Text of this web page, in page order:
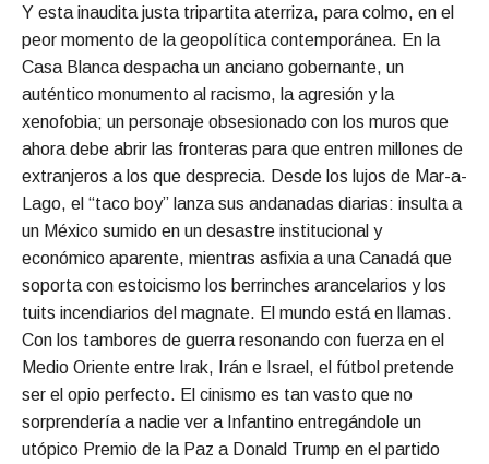
Y esta inaudita justa tripartita aterriza, para colmo, en el
peor momento de la geopolítica contemporánea. En la
Casa Blanca despacha un anciano gobernante, un
auténtico monumento al racismo, la agresión y la
xenofobia; un personaje obsesionado con los muros que
ahora debe abrir las fronteras para que entren millones de
extranjeros a los que desprecia. Desde los lujos de Mar-a-
Lago, el “taco boy” lanza sus andanadas diarias: insulta a
un México sumido en un desastre institucional y
económico aparente, mientras asfixia a una Canadá que
soporta con estoicismo los berrinches arancelarios y los
tuits incendiarios del magnate. El mundo está en llamas.
Con los tambores de guerra resonando con fuerza en el
Medio Oriente entre Irak, Irán e Israel, el fútbol pretende
ser el opio perfecto. El cinismo es tan vasto que no
sorprendería a nadie ver a Infantino entregándole un
utópico Premio de la Paz a Donald Trump en el partido